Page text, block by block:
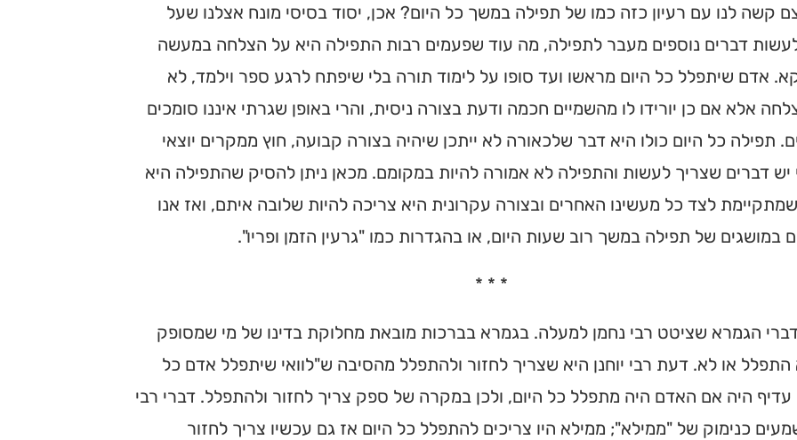
קשה לנו עם רעיון כזה כמו של תפילה במשך כל היום? אכן, יסוד בסיסי מונח אצלנו שעל
דברים נוספים מעבר לתפילה, מה עוד שפעמים רבות התפילה היא על הצלחה במעשה
אדם שיתפלל כל היום מראשו ועד סופו על לימוד תורה בלי שיפתח לרגע ספר וילמד, לא
אלא אם כן יורידו לו מהשמיים חכמה ודעת בצורה ניסית, והרי באופן שגרתי איננו סומכים
תפילה כל היום כולו היא דבר שלכאורה לא ייתכן שיהיה בצורה קבועה, חוץ ממקרים יוצאי
יש דברים שצריך לעשות והתפילה לא אמורה להיות במקומם. מכאן ניתן להסיק שהתפילה היא
לצד כל מעשינו האחרים ובצורה עקרונית היא צריכה להיות שלובה איתם, ואז אנו
במושגים של תפילה במשך רוב שעות היום, או בהגדרות כמו "גרעין הזמן ופריו".
* * *
הגמרא שציטט רבי נחמן למעלה. בגמרא בברכות מובאת מחלוקת בדינו של מי שמסופק
או לא. דעת רבי יוחנן היא שצריך לחזור ולהתפלל מהסיבה ש"לוואי שיתפלל אדם כל
עדיף היה אם האדם היה מתפלל כל היום, ולכן במקרה של ספק צריך לחזור ולהתפלל. דברי רבי
כנימוק של "ממילא"; ממילא היו צריכים להתפלל כל היום אז גם עכשיו צריך לחזור